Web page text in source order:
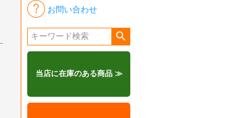
お問い合わせ
当店に在庫のある商品 ≫